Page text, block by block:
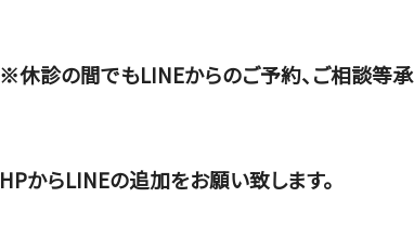
※休診の間でもLINEからのご予約、ご相談等承
HPからLINEの追加をお願い致します。